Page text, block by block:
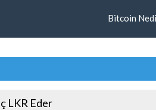
Bitcoin
LKR Eder